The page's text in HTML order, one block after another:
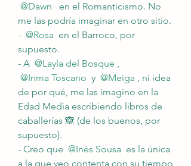
@Dawn
en el Romanticismo. No
me las podría imaginar en otro sitio.
- @Rosa en el Barroco, por
supuesto.
- A @Layla del Bosque ,
@Inma Toscano y @Meiga , ni idea
de por qué, me las imagino en la
Edad Media escribiendo libros de
caballerías 🙈 (de los buenos, por
supuesto).
- Creo que @Inés Sousa es la única
a la que veo contenta con su tiempo